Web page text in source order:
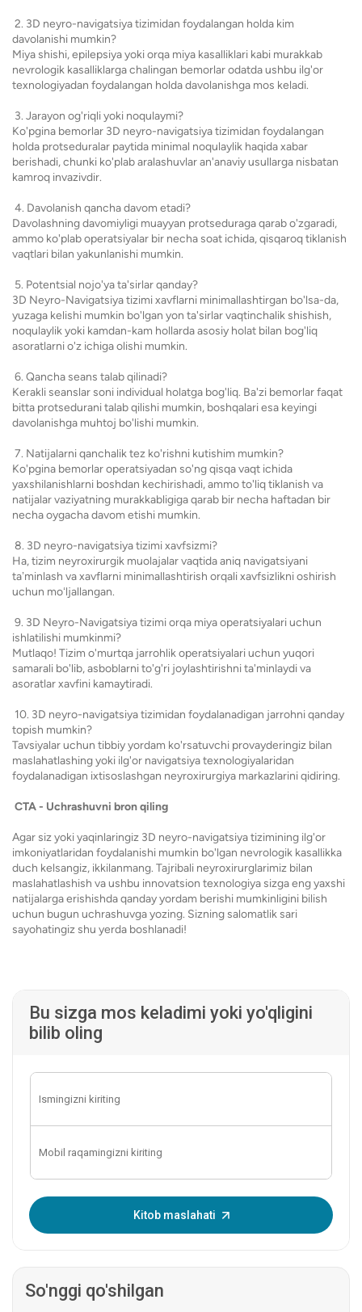
2. 3D neyro-navigatsiya tizimidan foydalangan holda kim
davolanishi mumkin?
Miya shishi, epilepsiya yoki orqa miya kasalliklari kabi murakkab
nevrologik kasalliklarga chalingan bemorlar odatda ushbu ilg'or
texnologiyadan foydalangan holda davolanishga mos keladi.
3. Jarayon og'riqli yoki noqulaymi?
Ko'pgina bemorlar 3D neyro-navigatsiya tizimidan foydalangan
holda protseduralar paytida minimal noqulaylik haqida xabar
berishadi, chunki ko'plab aralashuvlar an'anaviy usullarga nisbatan
kamroq invazivdir.
4. Davolanish qancha davom etadi?
Davolashning davomiyligi muayyan protseduraga qarab o'zgaradi,
ammo ko'plab operatsiyalar bir necha soat ichida, qisqaroq tiklanish
vaqtlari bilan yakunlanishi mumkin.
5. Potentsial nojo'ya ta'sirlar qanday?
3D Neyro-Navigatsiya tizimi xavflarni minimallashtirgan bo'lsa-da,
yuzaga kelishi mumkin bo'lgan yon ta'sirlar vaqtinchalik shishish,
noqulaylik yoki kamdan-kam hollarda asosiy holat bilan bog'liq
asoratlarni o'z ichiga olishi mumkin.
6. Qancha seans talab qilinadi?
Kerakli seanslar soni individual holatga bog'liq. Ba'zi bemorlar faqat
bitta protsedurani talab qilishi mumkin, boshqalari esa keyingi
davolanishga muhtoj bo'lishi mumkin.
7. Natijalarni qanchalik tez ko'rishni kutishim mumkin?
Ko'pgina bemorlar operatsiyadan so'ng qisqa vaqt ichida
yaxshilanishlarni boshdan kechirishadi, ammo to'liq tiklanish va
natijalar vaziyatning murakkabligiga qarab bir necha haftadan bir
necha oygacha davom etishi mumkin.
8. 3D neyro-navigatsiya tizimi xavfsizmi?
Ha, tizim neyroxirurgik muolajalar vaqtida aniq navigatsiyani
taʼminlash va xavflarni minimallashtirish orqali xavfsizlikni oshirish
uchun moʻljallangan.
9. 3D Neyro-Navigatsiya tizimi orqa miya operatsiyalari uchun
ishlatilishi mumkinmi?
Mutlaqo! Tizim o'murtqa jarrohlik operatsiyalari uchun yuqori
samarali bo'lib, asboblarni to'g'ri joylashtirishni ta'minlaydi va
asoratlar xavfini kamaytiradi.
10. 3D neyro-navigatsiya tizimidan foydalanadigan jarrohni qanday
topish mumkin?
Tavsiyalar uchun tibbiy yordam ko'rsatuvchi provayderingiz bilan
maslahatlashing yoki ilg'or navigatsiya texnologiyalaridan
foydalanadigan ixtisoslashgan neyroxirurgiya markazlarini qidiring.
CTA - Uchrashuvni bron qiling
Agar siz yoki yaqinlaringiz 3D neyro-navigatsiya tizimining ilg'or
imkoniyatlaridan foydalanishi mumkin bo'lgan nevrologik kasallikka
duch kelsangiz, ikkilanmang. Tajribali neyroxirurglarimiz bilan
maslahatlashish va ushbu innovatsion texnologiya sizga eng yaxshi
natijalarga erishishda qanday yordam berishi mumkinligini bilish
uchun bugun uchrashuvga yozing. Sizning salomatlik sari
sayohatingiz shu yerda boshlanadi!
Bu sizga mos keladimi yoki yo'qligini
bilib oling
Kitob maslahati
So'nggi qo'shilgan